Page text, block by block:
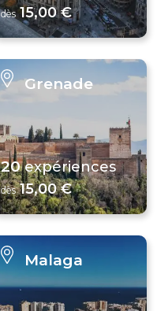
dès15,00 €
Grenade
20expériences
dès15,00 €
Malaga